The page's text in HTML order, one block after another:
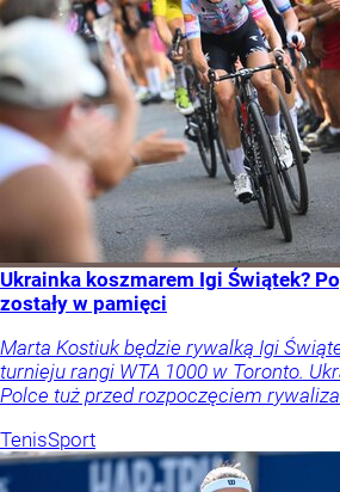
Ukrainka koszmarem Igi Świątek?
zostały w pamięci
Marta Kostiuk będzie rywalką Igi
turnieju rangi WTA 1000 w Toronto.
Polce tuż przed rozpoczęciem
TenisSport